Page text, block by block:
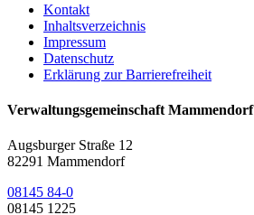
Kontakt
Inhaltsverzeichnis
Impressum
Datenschutz
Erklärung zur Barrierefreiheit
Verwaltungsgemeinschaft Mammendorf
Augsburger Straße 12
82291 Mammendorf
08145 84-0
08145 1225